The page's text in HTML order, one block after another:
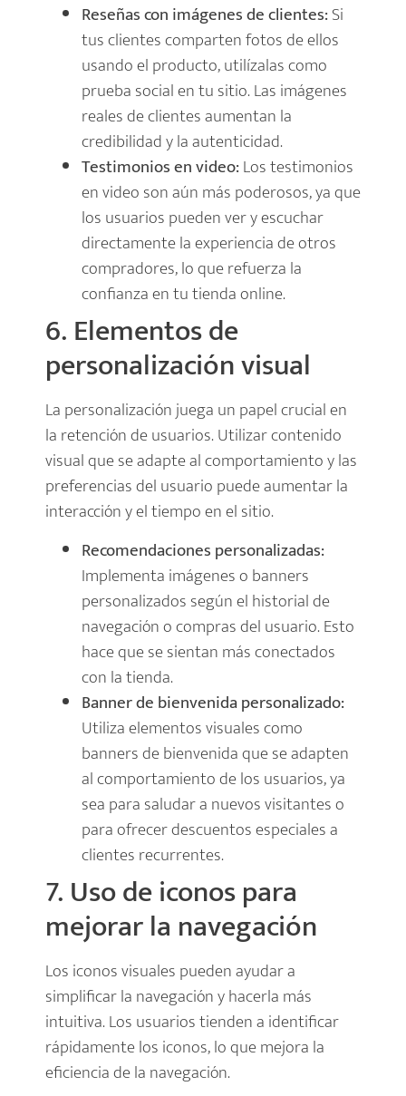
Reseñas con imágenes de clientes:Si
tus clientes comparten fotos de ellos
usando el producto, utilízalas como
prueba social en tu sitio. Las imágenes
reales de clientes aumentan la
credibilidad y la autenticidad.
Testimonios en video:Los testimonios
en video son aún más poderosos, ya que
los usuarios pueden ver y escuchar
directamente la experiencia de otros
compradores, lo que refuerza la
confianza en tu tienda online.
6. Elementos de
personalización visual
La personalización juega un papel crucial en
la retención de usuarios. Utilizar contenido
visual que se adapte al comportamiento y las
preferencias del usuario puede aumentar la
interacción y el tiempo en el sitio.
Recomendaciones personalizadas:
Implementa imágenes o banners
personalizados según el historial de
navegación o compras del usuario. Esto
hace que se sientan más conectados
con la tienda.
Banner de bienvenida personalizado:
Utiliza elementos visuales como
banners de bienvenida que se adapten
al comportamiento de los usuarios, ya
sea para saludar a nuevos visitantes o
para ofrecer descuentos especiales a
clientes recurrentes.
7. Uso de iconos para
mejorar la navegación
Los iconos visuales pueden ayudar a
simplificar la navegación y hacerla más
intuitiva. Los usuarios tienden a identificar
rápidamente los iconos, lo que mejora la
eficiencia de la navegación.